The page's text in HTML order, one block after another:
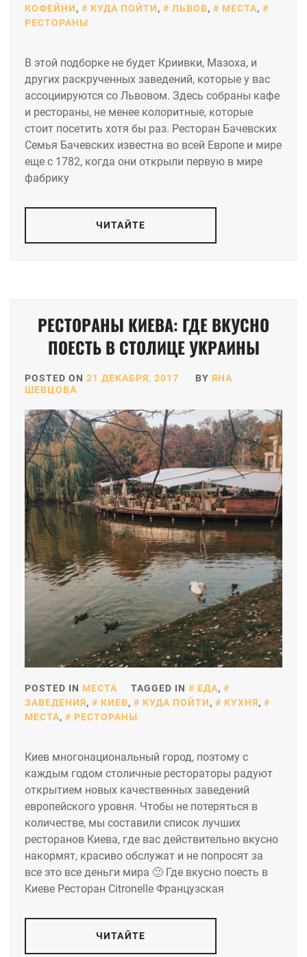
КОФЕЙНИ, КУДА ПОЙТИ, ЛЬВОВ, МЕСТА,
РЕСТОРАНЫ
В этой подборке не будет Криивки, Мазоха, и
других раскрученных заведений, которые у вас
ассоциируются со Львовом. Здесь собраны кафе
и рестораны, не менее колоритные, которые
стоит посетить хотя бы раз. Ресторан Бачевских
Семья Бачевских известна во всей Европе и мире
еще с 1782, когда они открыли первую в мире
фабрику
ЧИТАЙТЕ
РЕСТОРАНЫ КИЕВА: ГДЕ ВКУСНО
ПОЕСТЬ В СТОЛИЦЕ УКРАИНЫ
POSTED ON 21 ДЕКАБРЯ, 2017 BY ЯНА
ШЕВЦОВА
POSTED IN МЕСТА TAGGED IN ЕДА,
ЗАВЕДЕНИЯ, КИЕВ, КУДА ПОЙТИ, КУХНЯ,
МЕСТА, РЕСТОРАНЫ
Киев многонациональный город, поэтому с
каждым годом столичные рестораторы радуют
открытием новых качественных заведений
европейского уровня. Чтобы не потеряться в
количестве, мы составили список лучших
ресторанов Киева, где вас действительно вкусно
накормят, красиво обслужат и не попросят за
все это все деньги мира 🙂 Где вкусно поесть в
Киеве Ресторан Citronelle Французская
ЧИТАЙТЕ